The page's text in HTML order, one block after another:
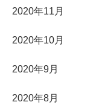
2020年11月
2020年10月
2020年9月
2020年8月